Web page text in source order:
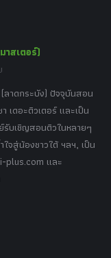
สเตอร์)
ลาดกระบัง) ปัจจุบันสอน
เดอะติวเตอร์ และเป็น
รับเชิญสอนติวในหลายๆ
ใจสู่น้องชาวใต้ ฯลฯ, เป็น
plus.com และ